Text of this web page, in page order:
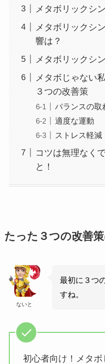
メタボリックシ
メタボリックシ
響は？
メタボリックシ
メタボじゃない
３つの改善策
バランスの取
適度な運動
ストレス軽減
コツは無理なく
と！
たった３つの改善策
ないと
最初に３つ
すね。
初心者向け！メタ